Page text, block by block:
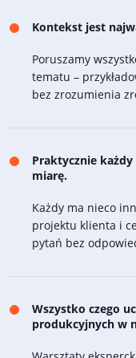
Kontekst jest
Poruszamy
tematu –
bez zrozumienia
Praktycznie
miarę.
Każdy ma nieco
projektu klienta i
pytań bez
Wszystko czego
produkcyjnych w